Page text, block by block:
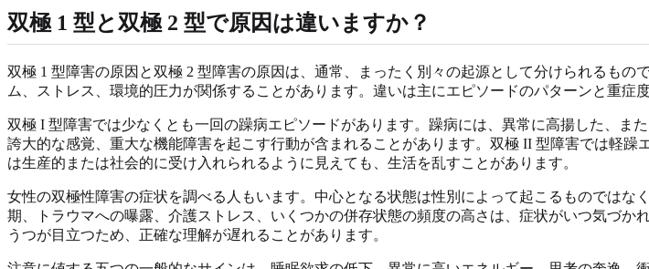
双極 1 型と双極 2 型で原因は違いますか？
双極 1 型障害の原因と双極 2 型障害の原因は、通常、まったく別々の起源として分けられるも
ム、ストレス、環境的圧力が関係することがあります。違いは主にエピソードのパターンと重症度
双極 I 型障害では少なくとも一回の躁病エピソードがあります。躁病には、異常に高揚した、ま
誇大的な感覚、重大な機能障害を起こす行動が含まれることがあります。双極 II 型障害では軽
は生産的または社会的に受け入れられるように見えても、生活を乱すことがあります。
女性の双極性障害の症状を調べる人もいます。中心となる状態は性別によって起こるものでは
期、トラウマへの曝露、介護ストレス、いくつかの併存状態の頻度の高さは、症状がいつ気づ
うつが目立つため、正確な理解が遅れることがあります。